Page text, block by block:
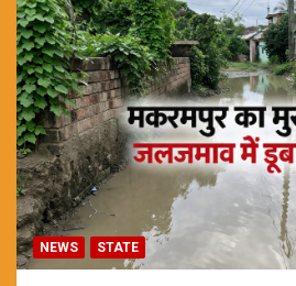
NEWS STATE